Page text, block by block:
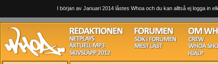
I början av Januari 2014 låstes Whoa och du kan alltså ej logga in